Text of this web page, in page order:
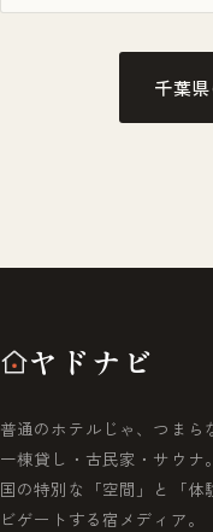
千葉
ヤドナビ
普通のホテルじゃ、つまら
一棟貸し・古民家・サウナ
国の特別な「空間」と「体
ビゲートする宿メディア。